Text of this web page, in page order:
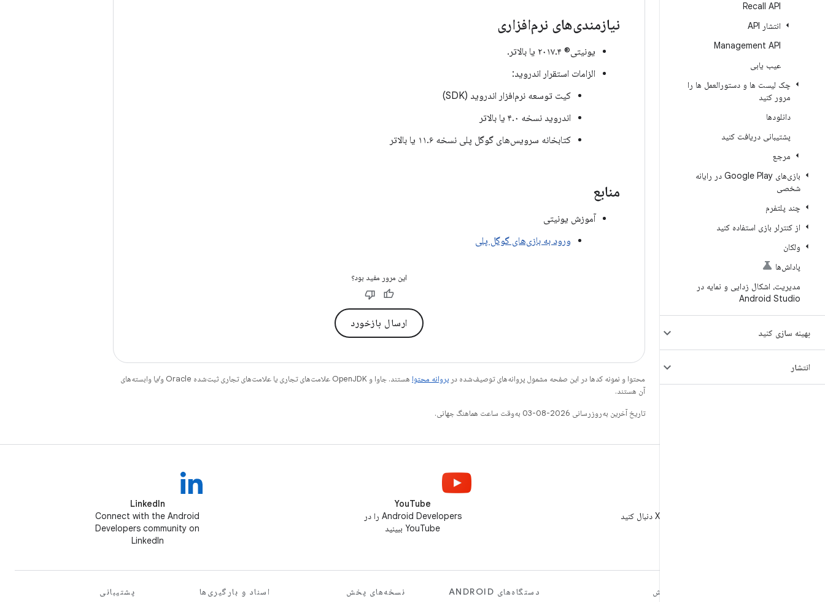
Recall API
انتشار API
Management API
عیب یابی
چک لیست ها و دستورالعمل ها را
مرور کنید
دانلودها
پشتیبانی دریافت کنید
مرجع
بازی‌های Google Play در رایانه
شخصی
چند پلتفرم
از کنترلر بازی استفاده کنید
ولکان
پاداش‌ها
مدیریت، اشکال زدایی و نمایه در
Android Studio
بهینه سازی کنید
انتشار
نیازمندی‌های نرم‌افزاری
یونیتی® ۲۰۱۷.۴ یا بالاتر.
الزامات استقرار اندروید:
کیت توسعه نرم‌افزار اندروید (SDK)
اندروید نسخه ۴.۰ یا بالاتر
کتابخانه سرویس‌های گوگل پلی نسخه ۱۱.۶ یا بالاتر
منابع
آموزش یونیتی
ورود به بازی‌های گوگل پلی
این مرور مفید بود؟
ارسال بازخورد
محتوا و نمونه کدها در این صفحه مشمول پروانه‌های توصیف‌شده در پروانه محتوا
هستند. جاوا و OpenJDK علامت‌های تجاری یا علامت‌های تجاری ثبت‌شده Oracle و/یا وابسته‌های
آن هستند.
تاریخ آخرین به‌روزرسانی 2026-08-03 به‌وقت ساعت هماهنگ جهانی.
YouTube
Android Developers را در
YouTube ببینید
LinkedIn
Connect with the Android
Developers community on
LinkedIn
کاوش دستگاه‌های ANDROID نسخه‌های پخش اسناد و بارگیری‌ها پشتیبانی